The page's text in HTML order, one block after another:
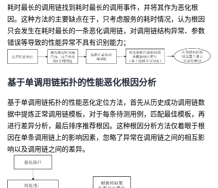
发
者
学
堂
我
的
课
程
我
的
认
我
的
我
Programs
的
支
持
我
的
技
术
支
我
的
云
声
耗时最长的调用链找到耗时最长的调用事件， 并将其作为恶化根
因。 这种方法的主要缺点在于， 只考虑服务的耗时情况， 认为根因
只会发生在耗时最长的一条恶化调用链，对调用链结构异常、参数
错误等导致的性能异常不具有识别能力；
基于单调用链拓扑的性能恶化根因分析
基于单调用链拓扑的性能恶化定位方法，首先从历史成功调用链数
据中提炼正常调用链模板，对于每条待测用例，匹配最佳模板，再
进行差异分析，最后排序推荐根因。 这种根因分析方法仅着眼于根
因在单条调用链上的影响因素，忽略了异常在调用链之间的相互影
响以及调用链之间的差异。